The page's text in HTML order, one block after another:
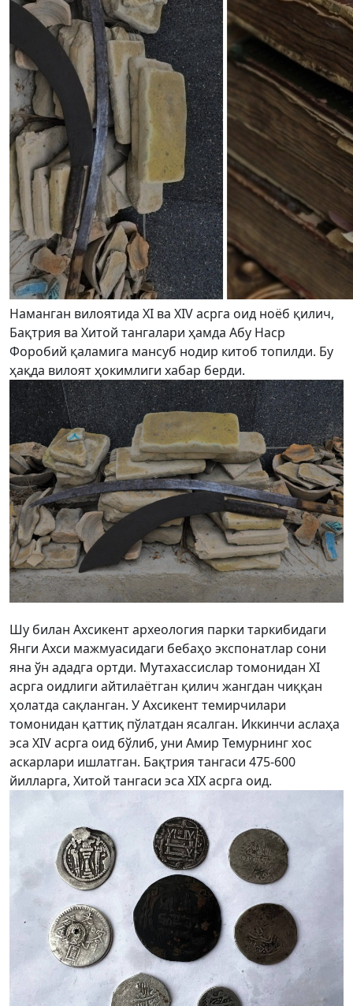
Наманган вилоятида XI ва XIV асрга оид ноёб қилич,
Бақтрия ва Хитой тангалари ҳамда Абу Наср
Форобий қаламига мансуб нодир китоб топилди. Бу
ҳақда вилоят ҳокимлиги хабар берди.
Шу билан Ахсикент археология парки таркибидаги
Янги Ахси мажмуасидаги бебаҳо экспонатлар сони
яна ўн ададга ортди. Мутахассислар томонидан XI
асрга оидлиги айтилаётган қилич жангдан чиққан
ҳолатда сақланган. У Ахсикент темирчилари
томонидан қаттиқ пўлатдан ясалган. Иккинчи аслаҳа
эса XIV асрга оид бўлиб, уни Амир Темурнинг хос
аскарлари ишлатган. Бақтрия тангаси 475-600
йилларга, Хитой тангаси эса XIX асрга оид.